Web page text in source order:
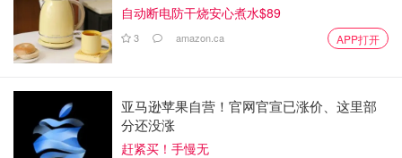
自动断电防干烧安心煮水$89
3 amazon.ca APP打开
亚马逊苹果自营！官网官宣已涨价、这里部
分还没涨
赶紧买！手慢无